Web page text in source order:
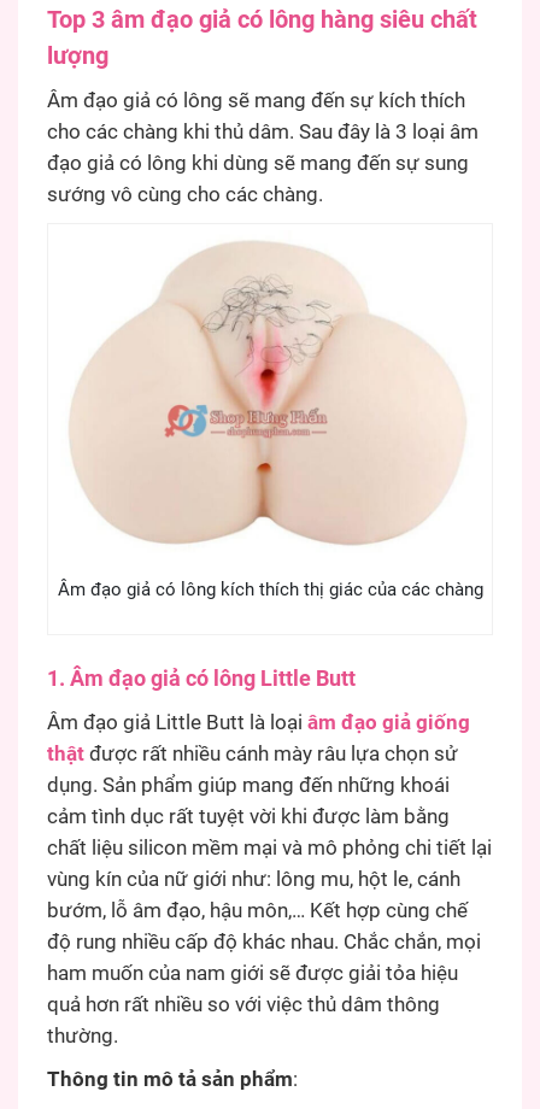
Top 3 âm đạo giả có lông hàng siêu chất
lượng
Âm đạo giả có lông sẽ mang đến sự kích thích
cho các chàng khi thủ dâm. Sau đây là 3 loại âm
đạo giả có lông khi dùng sẽ mang đến sự sung
sướng vô cùng cho các chàng.
Âm đạo giả có lông kích thích thị giác của các chàng
1. Âm đạo giả có lông Little Butt
Âm đạo giả Little Butt là loại âm đạo giả giống
thật được rất nhiều cánh mày râu lựa chọn sử
dụng. Sản phẩm giúp mang đến những khoái
cảm tình dục rất tuyệt vời khi được làm bằng
chất liệu silicon mềm mại và mô phỏng chi tiết lại
vùng kín của nữ giới như: lông mu, hột le, cánh
bướm, lỗ âm đạo, hậu môn,… Kết hợp cùng chế
độ rung nhiều cấp độ khác nhau. Chắc chắn, mọi
ham muốn của nam giới sẽ được giải tỏa hiệu
quả hơn rất nhiều so với việc thủ dâm thông
thường.
Thông tin mô tả sản phẩm: